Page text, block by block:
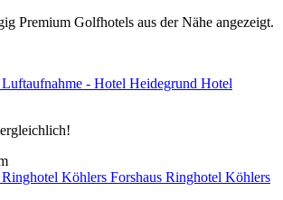
Premium Golfhotels aus der Nähe angezeigt.
Hotel
Ringhotel Köhlers